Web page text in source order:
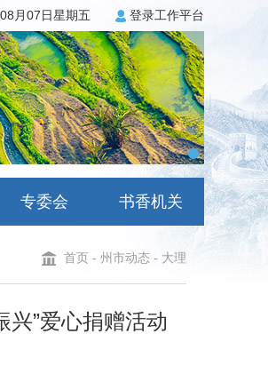
月07日星期五 登录工作平台
专委会 书香机关
首页 - 州市动态 - 大理
”爱心捐赠活动